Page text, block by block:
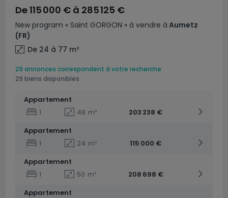
New program « Saint GORGON » à vendre à Aumetz
(FR)
De115 000 € à 285 125 €
De 24 à 77 m²
29 annonces correspondent à votre recherche
29 biens disponibles
Appartement
1
48 m²
203 238 €
Appartement
1
24 m²
115 000 €
Appartement
1
50 m²
208 698 €
Appartement